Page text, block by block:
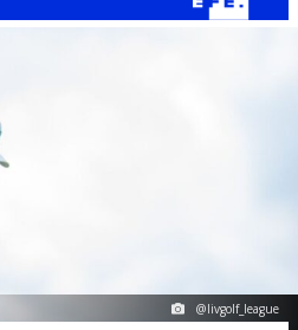
@livgolf_league